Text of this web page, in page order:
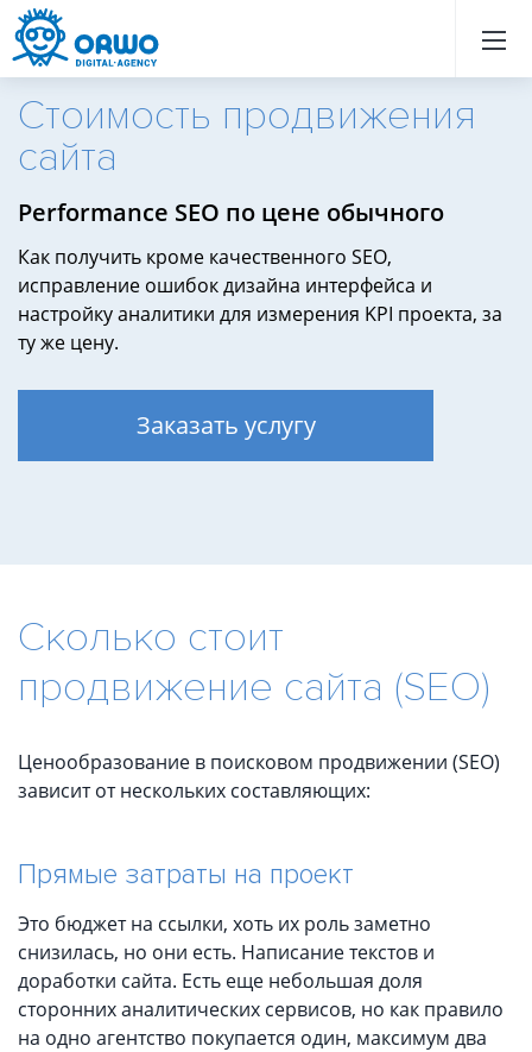
Стоимость продвижения
сайта
Performance SEO по цене обычного
Как получить кроме качественного SEO,
исправление ошибок дизайна интерфейса и
настройку аналитики для измерения KPI проекта, за
ту же цену.
Заказать услугу
Сколько стоит
продвижение сайта (SEO)
Ценообразование в поисковом продвижении (SEO)
зависит от нескольких составляющих:
Прямые затраты на проект
Это бюджет на ссылки, хоть их роль заметно
снизилась, но они есть. Написание текстов и
доработки сайта. Есть еще небольшая доля
сторонних аналитических сервисов, но как правило
на одно агентство покупается один, максимум два
Назад
Назад
Назад
Назад
Назад
Назад
Назад
Назад
Назад
Назад
Назад
Назад
Назад
Назад
Назад
Назад
Назад
Назад
Назад
Назад